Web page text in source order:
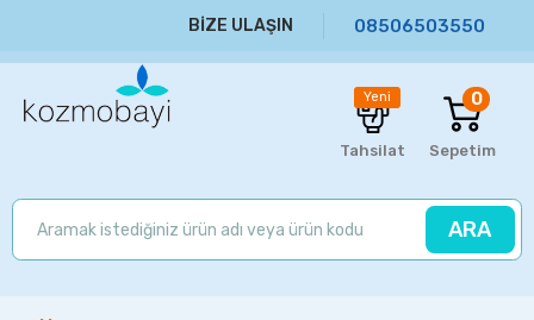
BİZE ULAŞIN 08506503550
ARA
Yeni
Tahsilat Sepetim
0